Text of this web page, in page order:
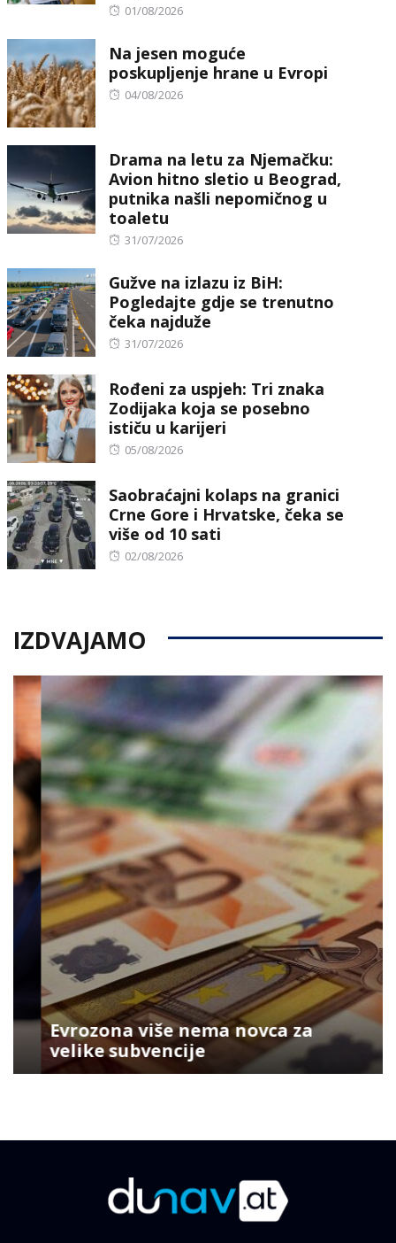
Posted
01/08/2026
Na jesen moguće
poskupljenje hrane u Evropi
Posted
04/08/2026
Drama na letu za Njemačku:
Avion hitno sletio u Beograd,
putnika našli nepomičnog u
toaletu
Posted
31/07/2026
Gužve na izlazu iz BiH:
Pogledajte gdje se trenutno
čeka najduže
Posted
31/07/2026
Rođeni za uspjeh: Tri znaka
Zodijaka koja se posebno
ističu u karijeri
Posted
05/08/2026
Saobraćajni kolaps na granici
Crne Gore i Hrvatske, čeka se
više od 10 sati
Posted
02/08/2026
IZDVAJAMO
Evrozona više nema novca za
velike subvencije